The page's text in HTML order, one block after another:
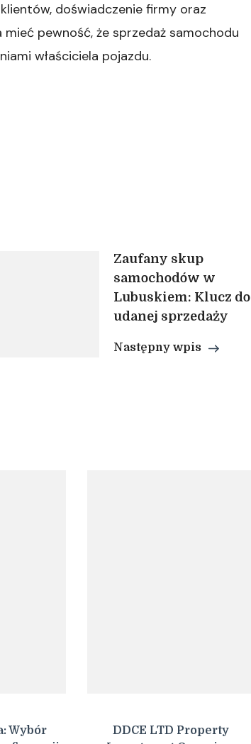
doświadczenie firmy oraz
pewność, że sprzedaż samochodu
właściciela pojazdu.
Zaufany skup
samochodów w
Lubuskiem: Klucz do
udanej sprzedaży
Następny wpis
Wybór
DDCE LTD Property